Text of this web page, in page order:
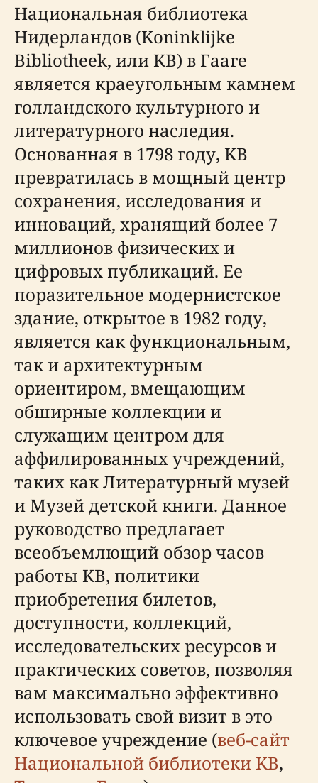
Национальная библиотека
Нидерландов (Koninklijke
Bibliotheek, или KB) в Гааге
является краеугольным камнем
голландского культурного и
литературного наследия.
Основанная в 1798 году, KB
превратилась в мощный центр
сохранения, исследования и
инноваций, хранящий более 7
миллионов физических и
цифровых публикаций. Ее
поразительное модернистское
здание, открытое в 1982 году,
является как функциональным,
так и архитектурным
ориентиром, вмещающим
обширные коллекции и
служащим центром для
аффилированных учреждений,
таких как Литературный музей
и Музей детской книги. Данное
руководство предлагает
всеобъемлющий обзор часов
работы KB, политики
приобретения билетов,
доступности, коллекций,
исследовательских ресурсов и
практических советов, позволяя
вам максимально эффективно
использовать свой визит в это
ключевое учреждение (веб-сайт
Национальной библиотеки KB,